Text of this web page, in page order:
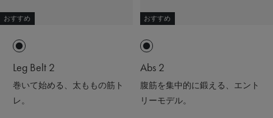
おすすめ
Leg Belt 2
巻いて始める、太ももの筋ト
レ。
おすすめ
Abs 2
腹筋を集中的に鍛える、エント
リーモデル。